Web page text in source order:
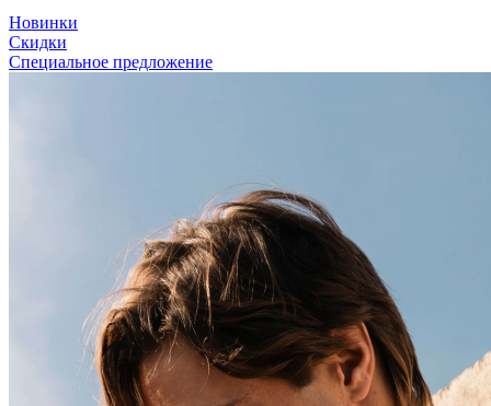
Новинки
Скидки
Специальное предложение